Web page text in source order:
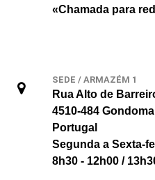
«Chamada para
SEDE / ARMAZÉM 1
Rua Alto de
4510-484
Portugal
Segunda a Sexta-
8h30 - 12h00 /